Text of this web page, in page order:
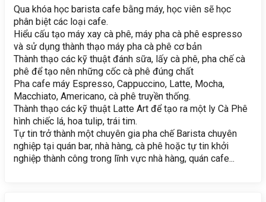
Qua khóa học barista cafe bằng máy, học viên sẽ học
phân biệt các loại cafe.
Hiểu cấu tạo máy xay cà phê, máy pha cà phê espresso
và sử dụng thành thạo máy pha cà phê cơ bản
Thành thạo các kỹ thuật đánh sữa, lấy cà phê, pha chế cà
phê để tạo nên những cốc cà phê đúng chất
Pha cafe máy Espresso, Cappuccino, Latte, Mocha,
Macchiato, Americano, cà phê truyền thống.
Thành thạo các kỹ thuật Latte Art để tạo ra một ly Cà Phê
hình chiếc lá, hoa tulip, trái tim.
Tự tin trở thành một chuyên gia pha chế Barista chuyên
nghiệp tại quán bar, nhà hàng, cà phê hoặc tự tin khởi
nghiệp thành công trong lĩnh vực nhà hàng, quán cafe...